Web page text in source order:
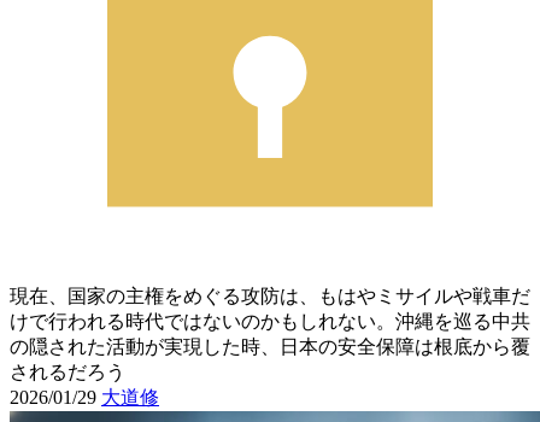
現在、国家の主権をめぐる攻防は、もはやミサイルや戦車だ
けで行われる時代ではないのかもしれない。沖縄を巡る中共
の隠された活動が実現した時、日本の安全保障は根底から覆
されるだろう
2026/01/29 大道修